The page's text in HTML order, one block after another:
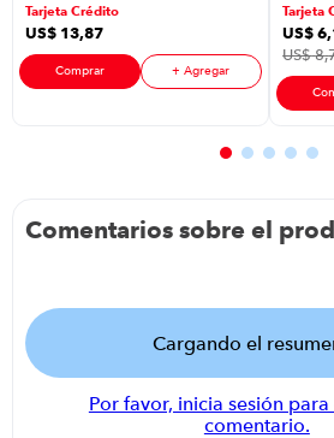
Tarjeta Crédito
US$ 13,87
Comprar + Agregar
Tarjeta
US$6,
US$8,
Comentarios sobre el
Cargando el
Por favor, inicia sesión
comentario.